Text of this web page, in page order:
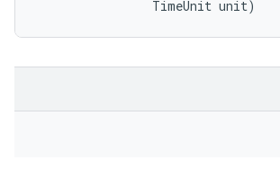
                TimeUnit unit)